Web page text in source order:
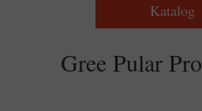
Gree Pular
Katalog